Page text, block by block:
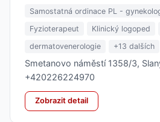
Samostatná ordinace PL -
Fyzioterapeut
Klinický logoped
dermatovenerologie
+13 dalších
Smetanovo náměstí 1358/3,
+420226224970
Zobrazit detail